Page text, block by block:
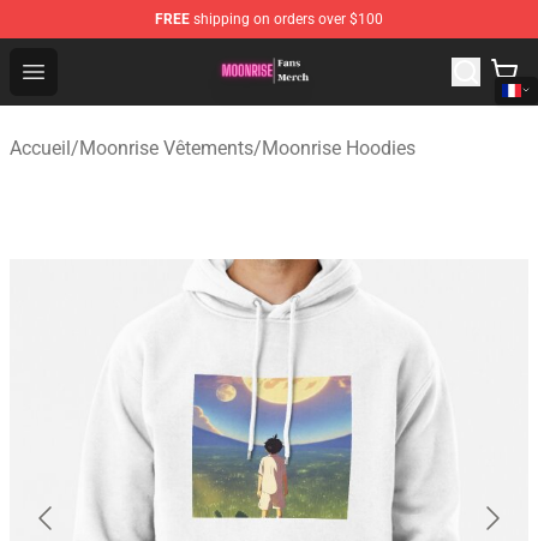
FREE shipping on orders over $100
Open menu
Moonrise Store - Official Moonrise Merchandise Shop
Accueil/Moonrise Vêtements/Moonrise Hoodies